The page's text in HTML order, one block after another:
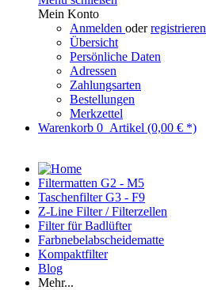
Mein Konto
Anmelden oderregistrieren
Übersicht
Persönliche Daten
Adressen
Zahlungsarten
Bestellungen
Merkzettel
Warenkorb 0 Artikel (0,00 € *)
Filtermatten G2 - M5
Taschenfilter G3 - F9
Z-Line Filter / Filterzellen
Filter für Badlüfter
Farbnebelabscheidematte
Kompaktfilter
Blog
Mehr...